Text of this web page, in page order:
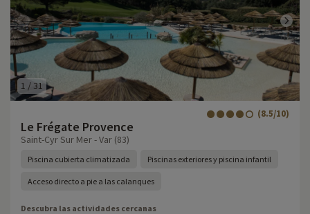
1 /31
Le Frégate Provence
(8.5/10)
Saint-Cyr Sur Mer - Var (83)
Piscina cubierta climatizada Piscinas exteriores y piscina infantil
Acceso directo a pie a las calanques
Descubra las actividades cercanas